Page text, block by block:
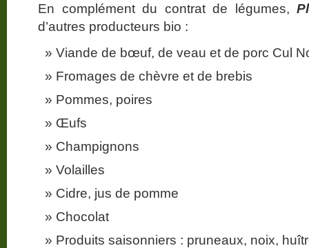
En complément du contrat de légumes,
d’autres producteurs bio :
Viande de bœuf, de veau et de porc Cul
Fromages de chèvre et de brebis
Pommes, poires
Œufs
Champignons
Volailles
Cidre, jus de pomme
Chocolat
Produits saisonniers : pruneaux, noix,